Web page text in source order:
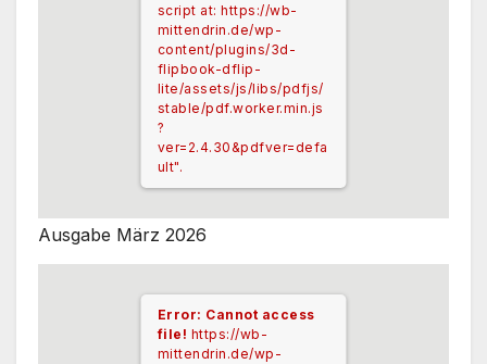
script at: https://wb-
mittendrin.de/wp-
content/plugins/3d-
flipbook-dflip-
lite/assets/js/libs/pdfjs/
stable/pdf.worker.min.js
?
ver=2.4.30&pdfver=defa
ult".
Ausgabe März 2026
Error: Cannot access
file! https://wb-
mittendrin.de/wp-